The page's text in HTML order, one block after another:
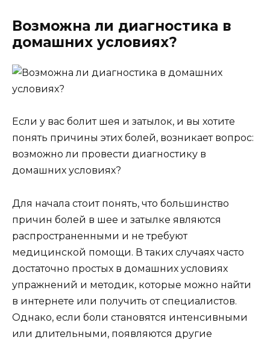
Возможна ли диагностика в
домашних условиях?
Если у вас болит шея и затылок, и вы хотите
понять причины этих болей, возникает вопрос:
возможно ли провести диагностику в
домашних условиях?
Для начала стоит понять, что большинство
причин болей в шее и затылке являются
распространенными и не требуют
медицинской помощи. В таких случаях часто
достаточно простых в домашних условиях
упражнений и методик, которые можно найти
в интернете или получить от специалистов.
Однако, если боли становятся интенсивными
или длительными, появляются другие